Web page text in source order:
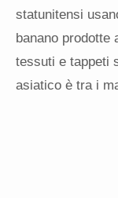
statunitensi
banano prodotte
tessuti e tappeti
asiatico è tra i